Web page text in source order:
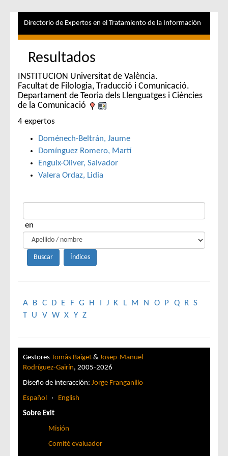
Directorio de Expertos en el Tratamiento de la Información
Resultados
INSTITUCION Universitat de València.
Facultat de Filologia, Traducció i Comunicació.
Departament de Teoria dels Llenguatges i Ciències
de la Comunicació
4 expertos
Doménech-Beltrán, Jaume
Domínguez Romero, Martí
Enguix-Oliver, Salvador
Valera Ordaz, Lidia
en
A B C D E F G H J K L M N O P Q R S
T U V W X Y Z
Gestores Tomàs Baiget & Josep-Manuel
Rodríguez-Gairín, 2005-2026
Diseño de interacción: Jorge Franganillo
Español · English
Sobre Exit
Misión
Comité evaluador